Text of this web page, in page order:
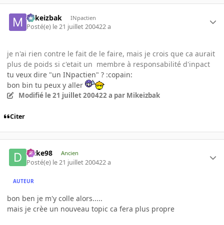
Mikeizbak INpactien
Posté(e) le 21 juillet 200422 a
je n'ai rien contre le fait de le faire, mais je crois que ca aurait
plus de poids si c'etait un membre à responsabilité d'inpact
tu veux dire "un INpactien" ? :copain:
bon bin tu peux y aller
Modifié le 21 juillet 200422 a par Mikeizbak
Citer
Duke98 Ancien
Posté(e) le 21 juillet 200422 a
AUTEUR
bon ben je m'y colle alors.....
mais je crèe un nouveau topic ca fera plus propre